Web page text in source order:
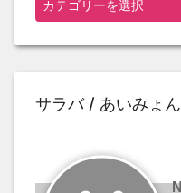
サラバ / あいみょん